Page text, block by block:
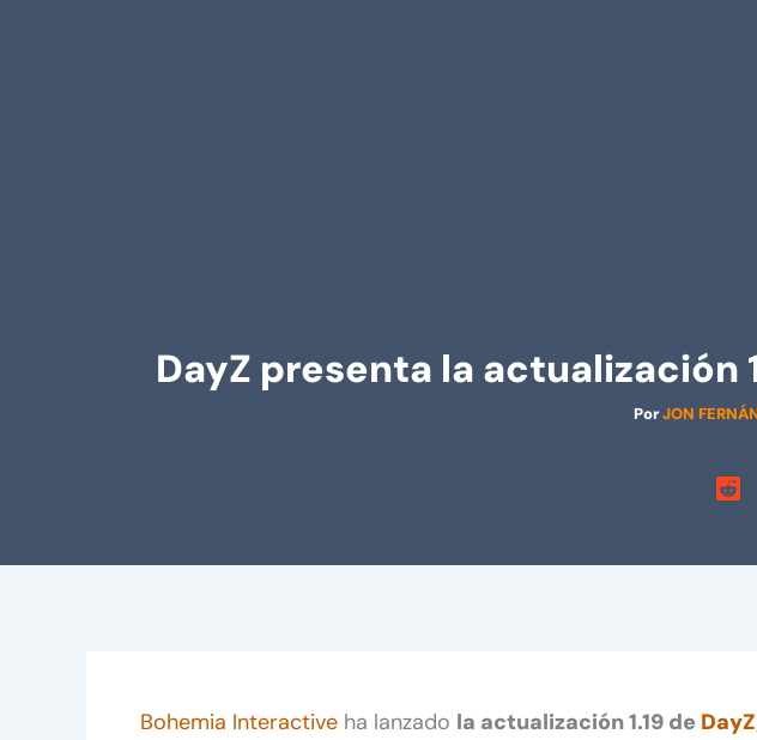
DayZ presenta la actualización
PorJON
Bohemia Interactive ha lanzado la actualización 1.19 de DayZ